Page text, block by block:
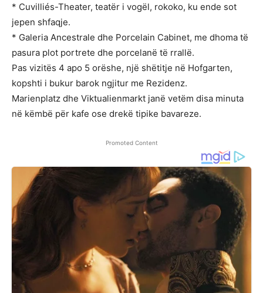
* Cuvilliés-Theater, teatër i vogël, rokoko, ku ende sot
jepen shfaqje.
* Galeria Ancestrale dhe Porcelain Cabinet, me dhoma të
pasura plot portrete dhe porcelanë të rrallë.
Pas vizitës 4 apo 5 orëshe, një shëtitje në Hofgarten,
kopshti i bukur barok ngjitur me Rezidenz.
Marienplatz dhe Viktualienmarkt janë vetëm disa minuta
në këmbë për kafe ose drekë tipike bavareze.
Promoted Content